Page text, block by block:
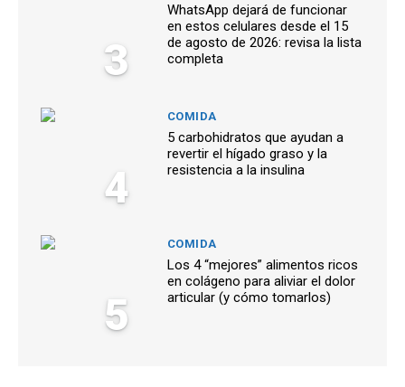
3
WhatsApp dejará de funcionar
en estos celulares desde el 15
de agosto de 2026: revisa la lista
completa
4
COMIDA
5 carbohidratos que ayudan a
revertir el hígado graso y la
resistencia a la insulina
5
COMIDA
Los 4 “mejores” alimentos ricos
en colágeno para aliviar el dolor
articular (y cómo tomarlos)